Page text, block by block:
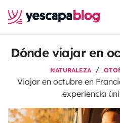
Dónde viajar en
NATURALEZA
Viajar en octubre en
experiencia